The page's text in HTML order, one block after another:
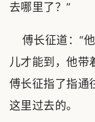
去哪里了？”
傅长征道：“
儿才能到，他带
傅长征指了指通
这里过去的。